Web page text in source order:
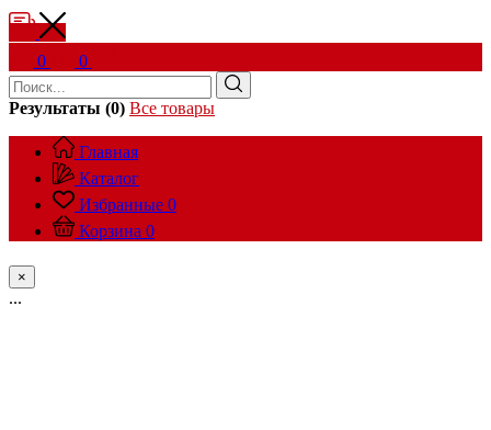
0 0
Результаты (0) Все товары
Главная
Каталог
Избранные 0
Корзина 0
×
...